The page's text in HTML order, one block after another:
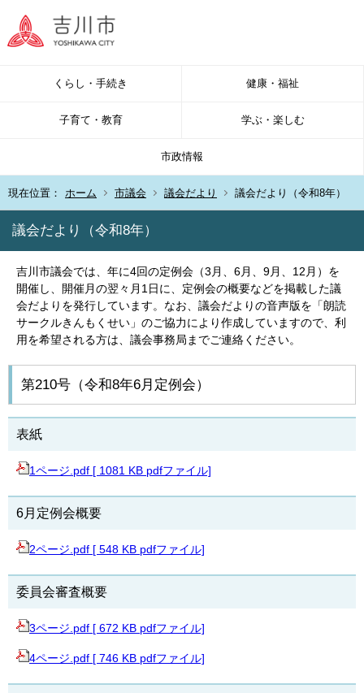
くらし・手続き 健康・福祉
子育て・教育 学ぶ・楽しむ
市政情報
現在位置： ホーム 市議会 議会だより 議会だより（令和8年）
議会だより（令和8年）
吉川市議会では、年に4回の定例会（3月、6月、9月、12月）を
開催し、開催月の翌々月1日に、定例会の概要などを掲載した議
会だよりを発行しています。なお、議会だよりの音声版を「朗読
サークルきんもくせい」のご協力により作成していますので、利
用を希望される方は、議会事務局までご連絡ください。
第210号（令和8年6月定例会）
表紙
1ページ.pdf [ 1081 KB pdfファイル]
6月定例会概要
2ページ.pdf [ 548 KB pdfファイル]
委員会審査概要
3ページ.pdf [ 672 KB pdfファイル]
4ページ.pdf [ 746 KB pdfファイル]